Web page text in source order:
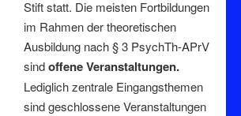
Stift statt. Die meisten Fortbildungen
im Rahmen der theoretischen
Ausbildung nach § 3 PsychTh-APrV
sindoffene Veranstaltungen.
Lediglich zentrale Eingangsthemen
sind geschlossene Veranstaltungen